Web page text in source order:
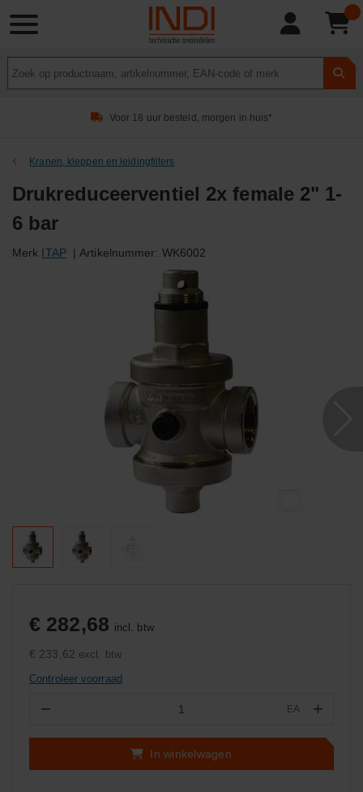
Voor 18 uur besteld, morgen in huis*
Kranen, kleppen en leidingfilters
Drukreduceerventiel 2x female 2" 1-
6 bar
Merk ITAP | Artikelnummer: WK6002
€ 282,68 incl. btw
€ 233,62 excl. btw
Controleer voorraad
− EA +
In winkelwagen